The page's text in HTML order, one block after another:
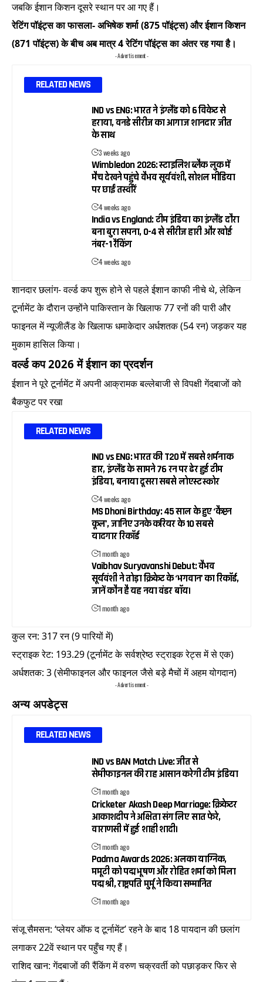
जबकि ईशान किशन दूसरे स्थान पर आ गए हैं।
रेटिंग पॉइंट्स का फासला- अभिषेक शर्मा (875 पॉइंट्स) और ईशान किशन
(871 पॉइंट्स) के बीच अब मात्र 4 रेटिंग पॉइंट्स का अंतर रह गया है।
- Advertisement -
RELATED NEWS
IND vs ENG: भारत ने इंग्लैंड को 6 विकेट से
हराया, वनडे सीरीज का आगाज शानदार जीत
के साथ
3 weeks ago
Wimbledon 2026: स्टाइलिश ब्लैक लुक में
मैच देखने पहुंचे वैभव सूर्यवंशी, सोशल मीडिया
पर छाईं तस्वीरें
4 weeks ago
India vs England: टीम इंडिया का इंग्लैंड दौरा
बना बुरा सपना, 0-4 से सीरीज हारी और खोई
नंबर-1 रैंकिंग
4 weeks ago
शानदार छलांग- वर्ल्ड कप शुरू होने से पहले ईशान काफी नीचे थे, लेकिन
टूर्नामेंट के दौरान उन्होंने पाकिस्तान के खिलाफ 77 रनों की पारी और
फाइनल में न्यूजीलैंड के खिलाफ धमाकेदार अर्धशतक (54 रन) जड़कर यह
मुकाम हासिल किया।
वर्ल्ड कप 2026 में ईशान का प्रदर्शन
ईशान ने पूरे टूर्नामेंट में अपनी आक्रामक बल्लेबाजी से विपक्षी गेंदबाजों को
बैकफुट पर रखा
RELATED NEWS
IND vs ENG: भारत की T20 में सबसे शर्मनाक
हार, इंग्लैंड के सामने 76 रन पर ढेर हुई टीम
इंडिया, बनाया दूसरा सबसे लोएस्ट स्कोर
4 weeks ago
MS Dhoni Birthday: 45 साल के हुए ‘कैप्टन
कूल’, जानिए उनके करियर के 10 सबसे
यादगार रिकॉर्ड
1 month ago
Vaibhav Suryavanshi Debut: वैभव
सूर्यवंशी ने तोड़ा क्रिकेट के ‘भगवान’ का रिकॉर्ड,
जानें कौन है यह नया वंडर बॉय।
1 month ago
कुल रन: 317 रन (9 पारियों में)
स्ट्राइक रेट: 193.29 (टूर्नामेंट के सर्वश्रेष्ठ स्ट्राइक रेट्स में से एक)
अर्धशतक: 3 (सेमीफाइनल और फाइनल जैसे बड़े मैचों में अहम योगदान)
- Advertisement -
अन्य अपडेट्स
RELATED NEWS
IND vs BAN Match Live: जीत से
सेमीफाइनल की राह आसान करेगी टीम इंडिया
1 month ago
Cricketer Akash Deep Marriage: क्रिकेटर
आकाशदीप ने अक्षिता संग लिए सात फेरे,
वाराणसी में हुई शाही शादी।
1 month ago
Padma Awards 2026: अलका याग्निक,
ममूटी को पद्म भूषण और रोहित शर्मा को मिला
पद्म श्री, राष्ट्रपति मुर्मू ने किया सम्मानित
1 month ago
संजू सैमसन: ‘प्लेयर ऑफ द टूर्नामेंट’ रहने के बाद 18 पायदान की छलांग
लगाकर 22वें स्थान पर पहुँच गए हैं।
राशिद खान: गेंदबाजों की रैंकिंग में वरुण चक्रवर्ती को पछाड़कर फिर से